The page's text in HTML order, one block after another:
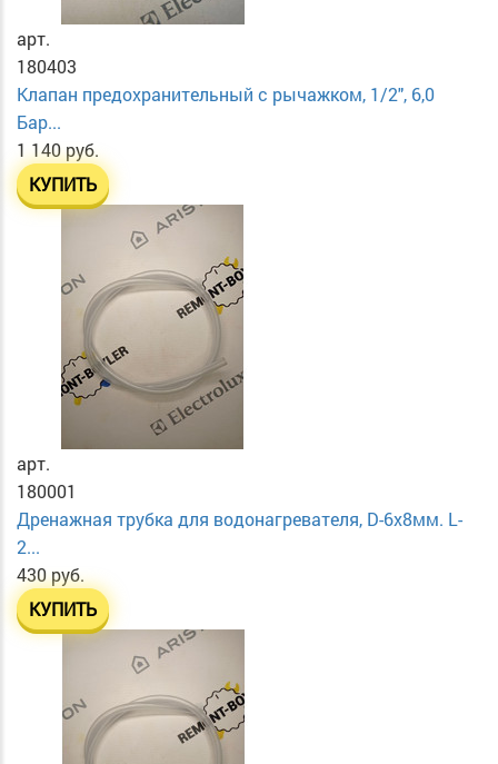
арт.
180403
Клапан предохранительный с рычажком, 1/2", 6,0
Бар...
1 140 руб.
КУПИТЬ
арт.
180001
Дренажная трубка для водонагревателя, D-6х8мм. L-
2...
430 руб.
КУПИТЬ